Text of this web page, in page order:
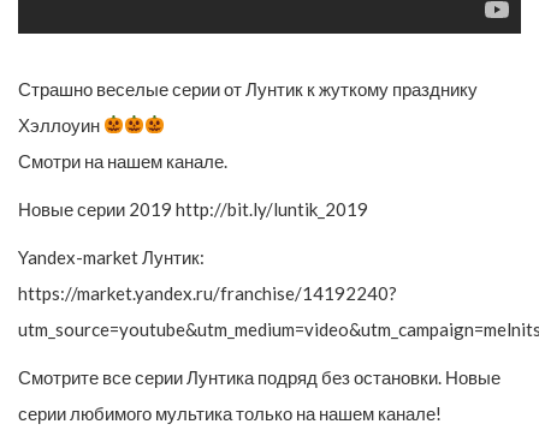
Страшно веселые серии от Лунтик к жуткому празднику
Хэллоуин
Смотри на нашем канале.
Новые серии 2019 http://bit.ly/luntik_2019
Yandex-market Лунтик:
https://market.yandex.ru/franchise/14192240?
Смотрите все серии Лунтика подряд без остановки. Новые
серии любимого мультика только на нашем канале!